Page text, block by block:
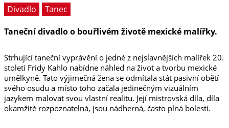
Divadlo
Tanec
Taneční divadlo o bouřlivém životě mexické malířky.
Strhující taneční vyprávění o jedné z nejslavnějších malířek 20.
století Fridy Kahlo nabídne náhled na život a tvorbu mexické
umělkyně. Tato výjimečná žena se odmítala stát pasivní obětí
svého osudu a místo toho začala jedinečným vizuálním
jazykem malovat svou vlastní realitu. Její mistrovská díla, díla
okamžitě rozpoznatelná, jsou nádherná, často plná bolesti.